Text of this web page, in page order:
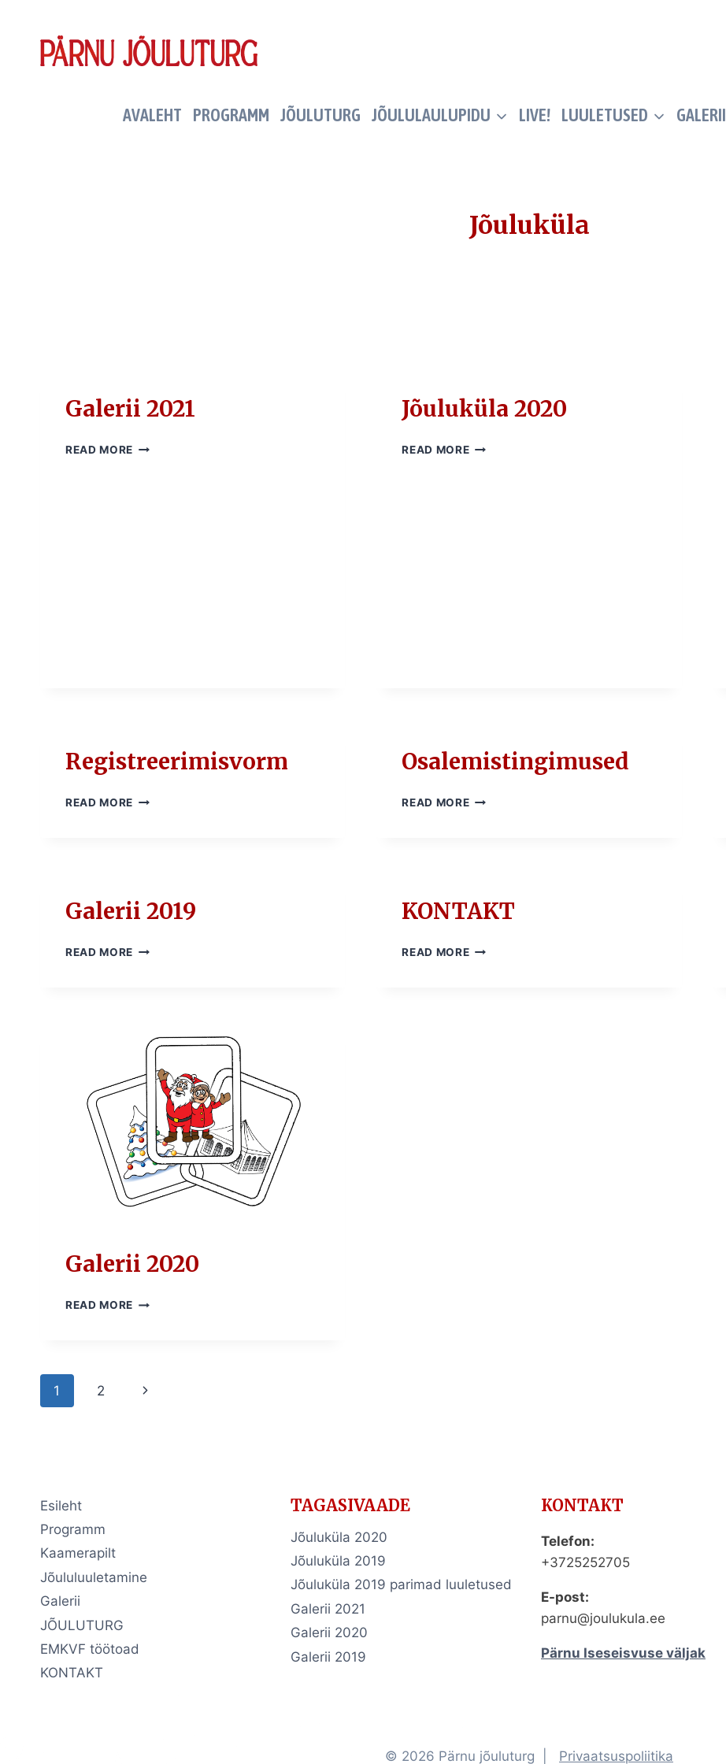
content
AVALEHT PROGRAMM JÕULUTURG JÕULULAULUPIDU LIVE! LUULETUSED GALERII
Jõuluküla
Galerii 2021
READ MORE GALERII
Jõuluküla 2020
READ MORE JÕULUKÜLA
Registreerimisvorm
READ MORE REGISTREERIMISVORM
Osalemistingimused
READ MORE OSALEMISTINGIMUSED
Galerii 2019
READ MORE GALERII
KONTAKT
READ MORE KONTAKT
Galerii 2020
READ MORE GALERII
Page
1 2
Next
Esileht
Programm
Kaamerapilt
Jõululuuletamine
Galerii
JÕULUTURG
EMKVF töötoad
KONTAKT
TAGASIVAADE
Jõuluküla 2020
Jõuluküla 2019
Jõuluküla 2019 parimad luuletused
Galerii 2021
Galerii 2020
Galerii 2019
KONTAKT
Telefon:
+3725252705
E-post:
parnu@joulukula.ee
Pärnu Iseseisvuse väljak
© 2026 Pärnu jõuluturg | Privaatsuspoliitika